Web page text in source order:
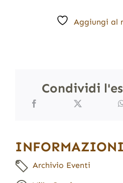
Aggiungi al
Condividi
INFORMAZIONI
Archivio Eventi